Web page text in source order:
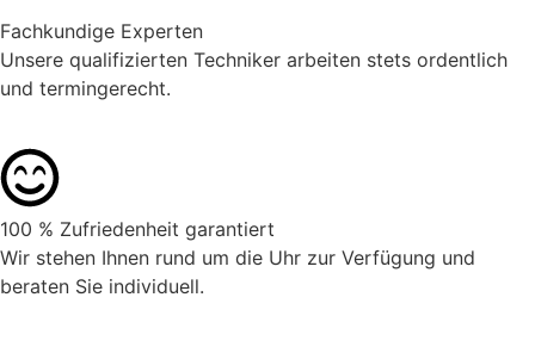
Fachkundige Experten
Unsere qualifizierten Techniker arbeiten stets ordentlich
und termingerecht.
100 % Zufriedenheit garantiert
Wir stehen Ihnen rund um die Uhr zur Verfügung und
beraten Sie individuell.